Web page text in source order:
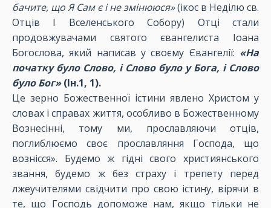
бачите, що Я Сам є і не змінююся»(ікос в Неділю св.
Отців I Вселенського Собору) Отці стали
продовжувачами святого євангелиста Іоана
Богослова, який написав у своєму Євангелії: «На
початку було Слово, і Слово було у Бога, і Слово
було Бог» (Ін.1, 1).
Це зерно Божественної істини явлено Христом у
словах і справах життя, особливо в Божественному
Вознесінні, тому ми, прославляючи отців,
поглиблюємо своє прославляння Господа, що
вознісся». Будемо ж гідні свого християнського
звання, будемо ж без страху і трепету перед
лжеучителями свідчити про свою істину, вірячи в
те, що Господь допоможе нам, якщо тільки не